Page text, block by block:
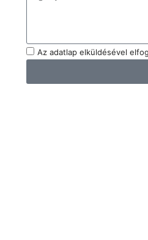
Az adatlap elküldésével